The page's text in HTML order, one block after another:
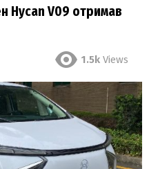
Hycan V09 отримав
1.5k Views